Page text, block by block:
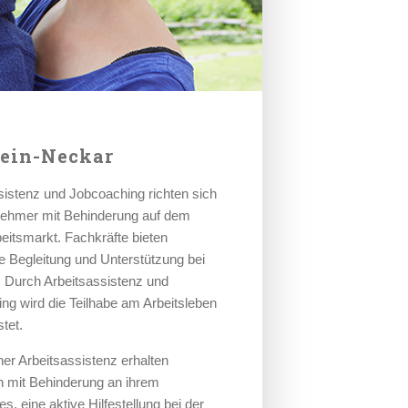
Neckar
und Jobcoaching richten sich
mit Behinderung auf dem
Fachkräfte bieten
Begleitung und Unterstützung bei
Durch Arbeitsassistenz und
wird die Teilhabe am Arbeitsleben
Arbeitsassistenz erhalten
mit Behinderung an ihrem
eine aktive Hilfestellung bei der